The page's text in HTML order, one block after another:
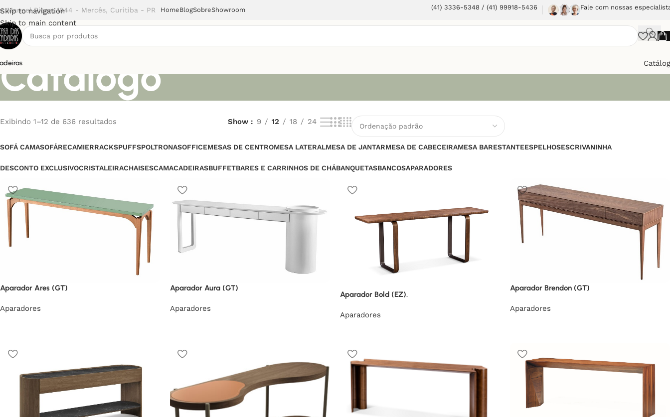
Skip to navigation
Skip to main content
Manoel Ribas, 1944 - Mercês, Curitiba - PR HomeBlogSobreShowroom (41) 3336-5348 / (41) 99918-5436 Fale com nossas
Catálogo
Exibindo 1–12 de 636 resultados Show 9 12 18 24
SOFÁ CAMASOFÁRECAMIERRACKSPUFFSPOLTRONASOFFICEMESAS DE CENTROMESA LATERALMESA DE JANTARMESA DE CABECEIRAMESA BARESTANTEESPELHOSESCRIVANINHA
DESCONTO EXCLUSIVOCRISTALEIRACHAISESCAMACADEIRASBUFFETBARES E CARRINHOS DE CHÁBANQUETASBANCOSAPARADORES
Aparador Ares (GT)
Aparadores
Aparador Aura (GT)
Aparadores
Aparador Bold (EZ).
Aparadores
Aparador Brendon (GT)
Aparadores